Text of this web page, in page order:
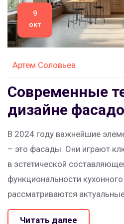
9
окт
Артем Соловьев
Современные
дизайне
В 2024 году важнейшие
– это фасады. Они играют
в эстетической
функциональности
рассматриваются
фасадов, такие как
Читать далее